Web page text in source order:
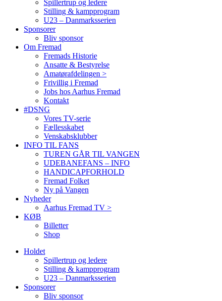
Spillertrup og ledere
Stilling & kampprogram
U23 – Danmarksserien
Sponsorer
Bliv sponsor
Om Fremad
Fremads Historie
Ansatte & Bestyrelse
Amatørafdelingen >
Frivillig i Fremad
Jobs hos Aarhus Fremad
Kontakt
#DSNG
Vores TV-serie
Fællesskabet
Venskabsklubber
INFO TIL FANS
TUREN GÅR TIL VANGEN
UDEBANEFANS – INFO
HANDICAPFORHOLD
Fremad Folket
Ny på Vangen
Nyheder
Aarhus Fremad TV >
KØB
Billetter
Shop
Holdet
Spillertrup og ledere
Stilling & kampprogram
U23 – Danmarksserien
Sponsorer
Bliv sponsor